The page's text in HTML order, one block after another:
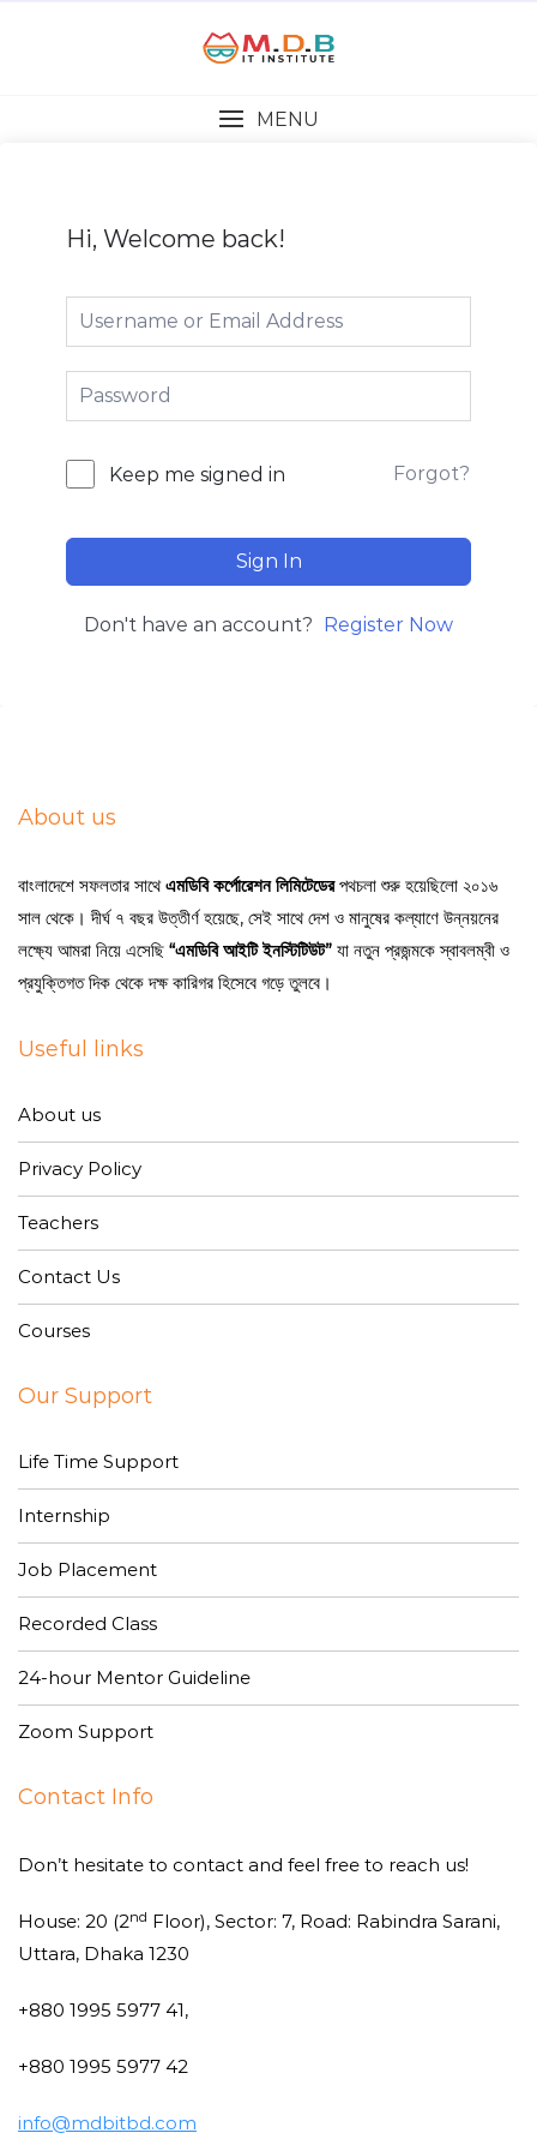
MENU
Hi, Welcome back!
Keep me signed in Forgot?
Sign In
Don't have an account? Register Now
About us
বাংলাদেশে সফলতার সাথেএমডিবি কর্পোরেশন লিমিটেডেরপথচলা শুরু হয়েছিলো ২০১৬
সাল থেকে। দীর্ঘ ৭ বছর উত্তীর্ণ হয়েছে, সেই সাথে দেশ ও মানুষের কল্যাণে উন্নয়নের
লক্ষ্যে আমরা নিয়ে এসেছি “এমডিবি আইটি ইনস্টিটিউট” যা নতুন প্রজন্মকে স্বাবলম্বী ও
প্রযুক্তিগত দিক থেকে দক্ষ কারিগর হিসেবে গড়ে তুলবে।
Useful links
About us
Privacy Policy
Teachers
Contact Us
Courses
Our Support
Life Time Support
Internship
Job Placement
Recorded Class
24-hour Mentor Guideline
Zoom Support
Contact Info
Don’t hesitate to contact and feel free to reach us!
House: 20 (2nd Floor), Sector: 7, Road: Rabindra Sarani,
Uttara, Dhaka 1230
+880 1995 5977 41,
+880 1995 5977 42
info@mdbitbd.com